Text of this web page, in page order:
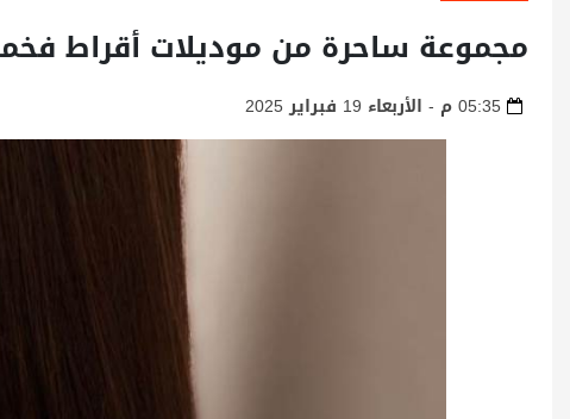
مجموعة ساحرة من موديلات أقراط